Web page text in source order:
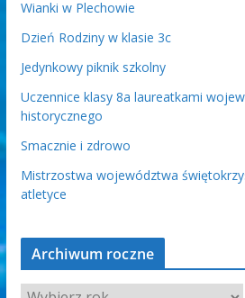
Wianki w Plechowie
Dzień Rodziny w klasie 3c
Jedynkowy piknik szkolny
Uczennice klasy 8a laureatkami
historycznego
Smacznie i zdrowo
Mistrzostwa województwa
atletyce
Archiwum roczne